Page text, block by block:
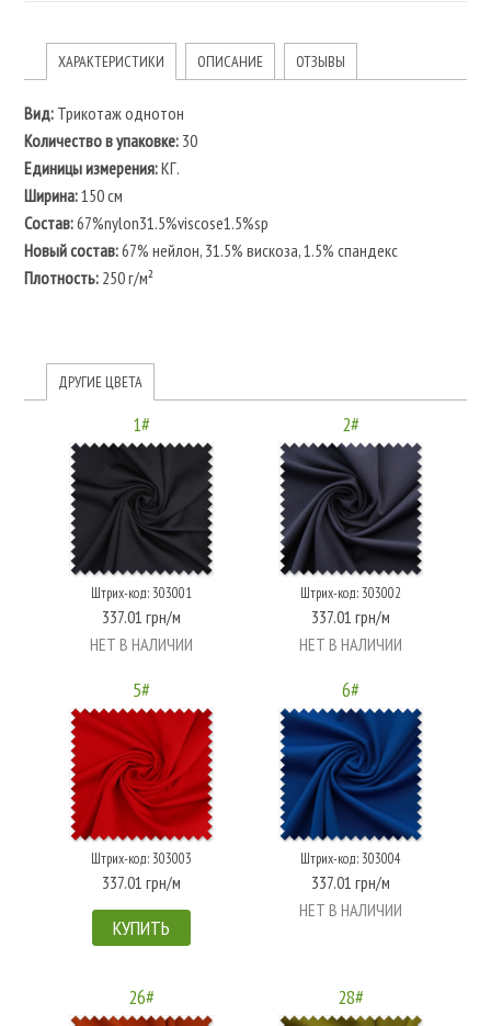
ХАРАКТЕРИСТИКИ ОПИСАНИЕ ОТЗЫВЫ
Вид:Трикотаж однотон
Количество в упаковке:30
Единицы измерения:КГ.
Ширина:150 см
Состав:67%nylon31.5%viscose1.5%sp
Новый состав:67% нейлон, 31.5% вискоза, 1.5% спандекс
Плотность:250 г/м²
ДРУГИЕ ЦВЕТА
1#
Штрих-код: 303001
337.01 грн/м
НЕТ В НАЛИЧИИ
2#
Штрих-код: 303002
337.01 грн/м
НЕТ В НАЛИЧИИ
5#
Штрих-код: 303003
337.01 грн/м
КУПИТЬ
6#
Штрих-код: 303004
337.01 грн/м
НЕТ В НАЛИЧИИ
26# 28#